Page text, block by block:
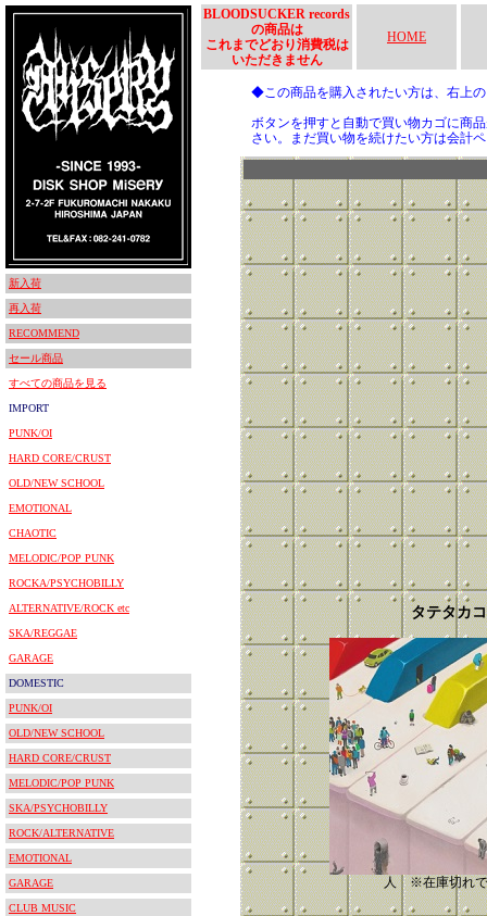
新入荷
再入荷
RECOMMEND
セール商品
すべての商品を見る
IMPORT
PUNK/OI
HARD CORE/CRUST
OLD/NEW SCHOOL
EMOTIONAL
CHAOTIC
MELODIC/POP PUNK
ROCKA/PSYCHOBILLY
ALTERNATIVE/ROCK etc
SKA/REGGAE
GARAGE
DOMESTIC
PUNK/OI
OLD/NEW SCHOOL
HARD CORE/CRUST
MELODIC/POP PUNK
SKA/PSYCHOBILLY
ROCK/ALTERNATIVE
EMOTIONAL
GARAGE
CLUB MUSIC
BLOODSUCKER records
の商品は
これまでどおり消費税は
いただきません
HOME
◆この商品を購入されたい方は、右上
ボタンを押すと自動で買い物カゴに商
さい。まだ買い物を続けたい方は会計
タテタカコ
人 ※在庫切れ